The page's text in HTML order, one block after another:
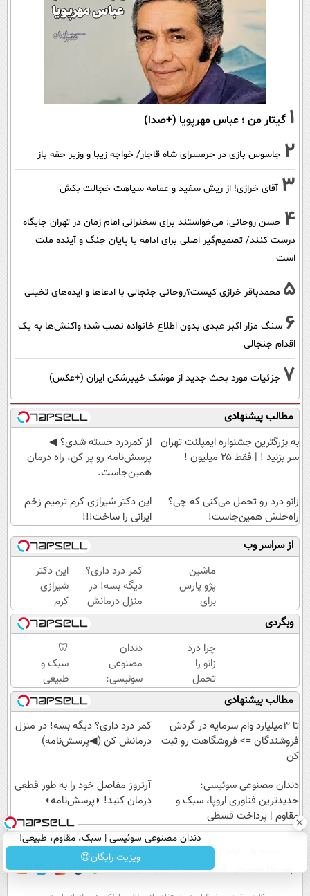
1 گیتار من ؛ عباس مهرپویا (+صدا)
2 جاسوس بازی در حرمسرای شاه قاجار/ خواجه زیبا و وزیر حقه باز
3 آقای خرازی! از ریش سفید و عمامه سیاهت خجالت بکش
4 حسن روحانی: می‌خواستند برای سخنرانی امام زمان در تهران جایگاه
درست کنند/ تصمیم‌گیر اصلی برای ادامه یا پایان جنگ و آینده ملت
است
5 محمدباقر خرازی کیست؟روحانی جنجالی با ادعاها و ایده‌های تخیلی
6 سنگ مزار اکبر عبدی بدون اطلاع خانواده نصب شد؛ واکنش‌ها به یک
اقدام جنجالی
7 جزئیات مورد بحث جدید از موشک خیبرشکن ایران (+عکس)
مطالب پیشنهادی
به بزرگترین جشنواره ایمپلنت تهران
سر بزنید ! | فقط ۲۵ میلیون !
از کمردرد خسته شدی؟ ◀
پرسش‌نامه رو پر کن، راه درمان
همین‌جاست.
زانو درد رو تحمل می‌کنی که چی؟
راه‌حلش همین‌جاست!
این دکتر شیرازی کرم ترمیم زخم
ایرانی را ساخت!!!
از سراسر وب
ماشین
پژو پارس
برای
فروش
داری؟
اینجا
سریع
بفروشش
کمر درد داری؟
دیگه بسه! در
منزل درمانش
کن
(◀پرسش‌نامه)
این دکتر
شیرازی
کرم
ترمیم
زخم
ایرانی را
ساخت!!!
وبگردی
چرا درد
زانو را
تحمل
می‌کنی؟
خیلی
ساده
درمنزل
دندان
مصنوعی
سوئیسی:
جدیدترین
فناوری
اروپا،
سبک و
قسطی
🦷
سبک و
طبیعی
مثل
دندان
خودت!
نصب
اقساطی
💳 📍
تهران
مطالب پیشنهادی
تا 3میلیارد وام سرمایه در گردش
فروشندگان => فروشگاهت رو ثبت
کن
کمر درد داری؟ دیگه بسه! در منزل
درمانش کن (◀پرسش‌نامه)
دندان مصنوعی سوئیسی:
جدیدترین فناوری اروپا، سبک و
مقاوم | پرداخت قسطی
آرتروز مفاصل خود را به طور قطعی
درمان کنید! ◗پرسش‌نامه◖
دندان مصنوعی سوئیسی | سبک، مقاوم، طبیعی!
ویزیت رایگان+پرداخت اقساطی😍
ویزیت رایگان😍 عصر ایران۲ تماس با ما
آب و هوا اوقات شرعی سواد زندگی